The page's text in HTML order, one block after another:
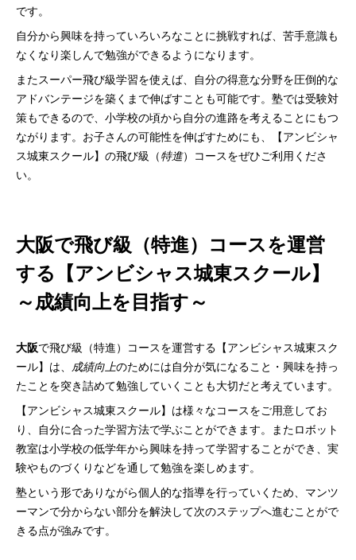
です。
自分から興味を持っていろいろなことに挑戦すれば、苦手意識も
なくなり楽しんで勉強ができるようになります。
またスーパー飛び級学習を使えば、自分の得意な分野を圧倒的な
アドバンテージを築くまで伸ばすことも可能です。塾では受験対
策もできるので、小学校の頃から自分の進路を考えることにもつ
ながります。お子さんの可能性を伸ばすためにも、【アンビシャ
ス城東スクール】の飛び級（特進）コースをぜひご利用くださ
い。
大阪で飛び級（特進）コースを運営
する【アンビシャス城東スクール】
～成績向上を目指す～
大阪で飛び級（特進）コースを運営する【アンビシャス城東スク
ール】は、 成績向上のためには自分が気になること・興味を持っ
たことを突き詰めて勉強していくことも大切だと考えています。
【アンビシャス城東スクール】は様々なコースをご用意してお
り、自分に合った学習方法で学ぶことができます。またロボット
教室は小学校の低学年から興味を持って学習することができ、実
験やものづくりなどを通して勉強を楽しめます。
塾という形でありながら個人的な指導を行っていくため、マンツ
ーマンで分からない部分を解決して次のステップへ進むことがで
きる点が強みです。